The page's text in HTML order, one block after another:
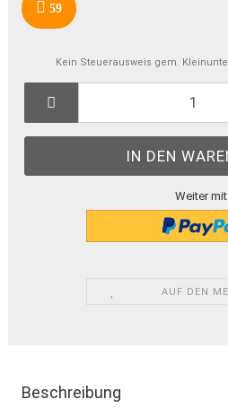
59
Kein Steuerausweis gem.
Weiter mit
AUF DEN
Beschreibung